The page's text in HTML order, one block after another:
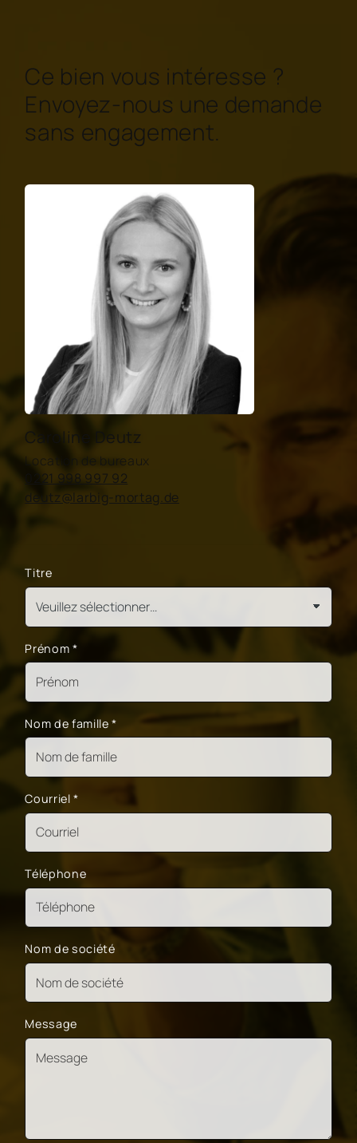
Ce bien vous intéresse ?
Envoyez-nous une demande
sans engagement.
Caroline Deutz
Location de bureaux
0221 998 997 92
deutz@larbig-mortag.de
Titre
Prénom *
Nom de famille*
Courriel*
Téléphone
Nom de société
Message